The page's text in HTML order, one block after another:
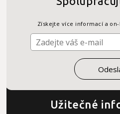
Užitečné
Získejte více informací a